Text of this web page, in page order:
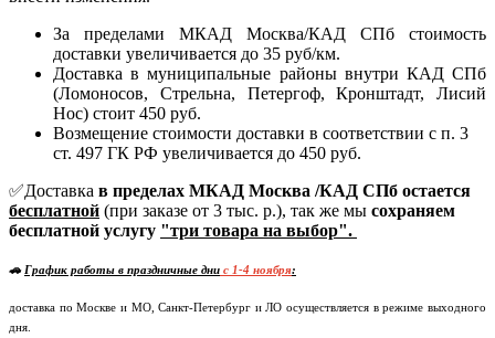
За пределами МКАД Москва/КАД СПб стоимость
доставки увеличивается до 35 руб/км.
Доставка в муниципальные районы внутри КАД СПб
(Ломоносов, Стрельна, Петергоф, Кронштадт, Лисий
Нос) стоит 450 руб.
Возмещение стоимости доставки в соответствии с п. 3
ст. 497 ГК РФ увеличивается до 450 руб.
✅Доставка в пределах МКАД Москва /КАД СПб остается
бесплатной (при заказе от 3 тыс. р.), так же мы сохраняем
бесплатной услугу "три товара на выбор".
🚗 График работы в праздничные дни c 1-4 ноября:
доставка по Москве и МО, Санкт-Петербург и ЛО осуществляется в режиме выходного
дня.